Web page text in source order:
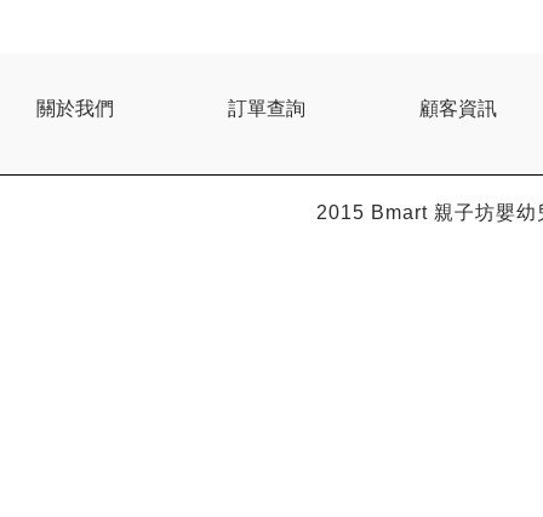
關於我們 訂單查詢 顧客資訊
2015 Bmart親子坊嬰幼